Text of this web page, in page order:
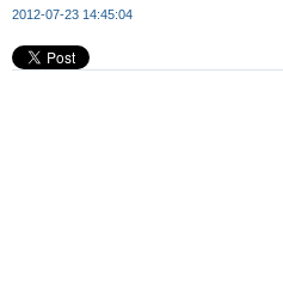
2012-07-23 14:45:04